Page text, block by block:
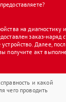
на
заказ-наряд
Далее,
получите акт
и какой
чего проводить